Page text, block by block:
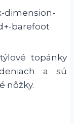
topánky
a sú
nôžky.